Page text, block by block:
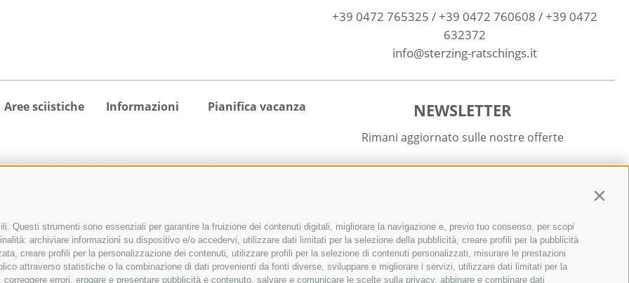
Questi strumenti sono essenziali per garantire la fruizione dei contenuti digitali, migliorare la navigazione e, previo tuo consenso, per scopi
archiviare informazioni su dispositivo e/o accedervi, utilizzare dati limitati per la selezione della pubblicità, creare profili per la pubblicità
creare profili per la personalizzazione dei contenuti, utilizzare profili per la selezione di contenuti personalizzati, misurare le prestazioni
attraverso statistiche o la combinazione di dati provenienti da fonti diverse, sviluppare e migliorare i servizi, utilizzare dati limitati per la
errori, erogare e presentare pubblicità e contenuto, salvare e comunicare le scelte sulla privacy, abbinare e combinare dati
+39 0472 765325 / +39 0472 760608 / +39 0472
632372
info@sterzing-ratschings.it
Aree sciistiche
Area sciistica Monte
Racines-Giovo
Area sciistica
Ladurns
1 skipass per tutte le
Informazioni
Meteo
manifestazioni
Richiesta cataloghi
Downloads
Foto
Pianifica vacanza
Ricerca alloggio
activeCARD Racines
activeCARD Vipiteno
Colle Isarco CARD
Come arrivare
NEWSLETTER
Rimani aggiornato sulle nostre offerte
Registrati